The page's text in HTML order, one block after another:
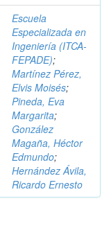
Escuela
Especializada en
Ingeniería (ITCA-
FEPADE);
Martínez Pérez,
Elvis Moisés;
Pineda, Eva
Margarita;
González
Magaña, Héctor
Edmundo;
Hernández Ávila,
Ricardo Ernesto